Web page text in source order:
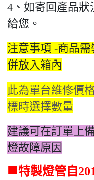
4、如寄回產品
給您。
注意事項 -商品
併放入箱內
此為單台維修價
標時選擇數量
建議可在訂單上
燈故障原因
■特製燈管自